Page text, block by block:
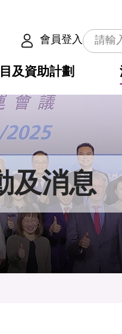
會員登入
及資助計劃
及消息